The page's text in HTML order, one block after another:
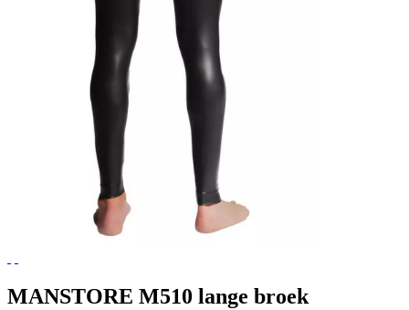
MANSTORE M510 lange broek